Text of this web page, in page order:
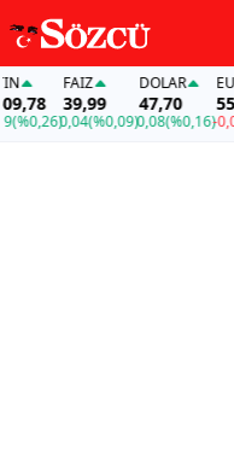
FAİZ
39,99
0,04(%0,09)
DOLAR
47,70
0,08(%0,16)-0,01